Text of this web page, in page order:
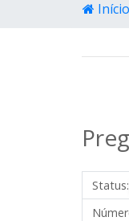
Início
Status: